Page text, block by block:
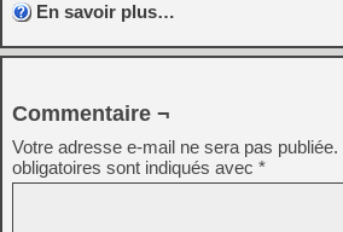
En savoir plus…
Commentaire ¬
Votre adresse e-mail ne sera pas publiée.
obligatoires sont indiqués avec *